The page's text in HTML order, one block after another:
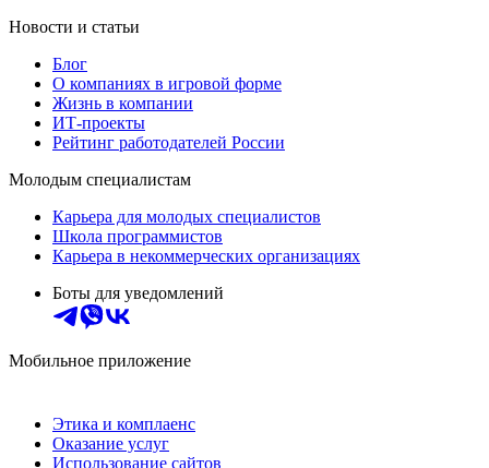
Новости и статьи
Блог
О компаниях в игровой форме
Жизнь в компании
ИТ-проекты
Рейтинг работодателей России
Молодым специалистам
Карьера для молодых специалистов
Школа программистов
Карьера в некоммерческих организациях
Боты для уведомлений
Мобильное приложение
Этика и комплаенс
Оказание услуг
Использование сайтов